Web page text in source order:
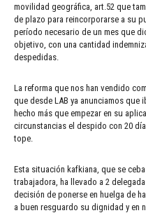
movilidad geográfica, art.52 que
de plazo para reincorporarse a su
período necesario de un mes que
objetivo, con una cantidad
despedidas.
La reforma que nos han vendido
que desde LAB ya anunciamos que
hecho más que empezar en su
circunstancias el despido con 20
tope.
Esta situación kafkiana, que se
trabajadora, ha llevado a 2
decisión de ponerse en huelga de
a buen resguardo su dignidad y en